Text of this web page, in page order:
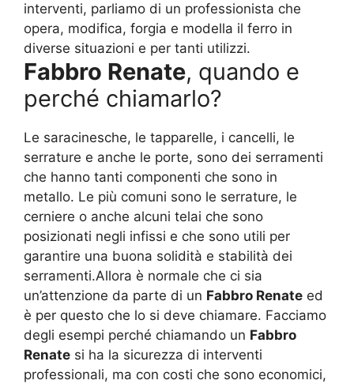
interventi, parliamo di un professionista che
opera, modifica, forgia e modella il ferro in
diverse situazioni e per tanti utilizzi.
Fabbro Renate, quando e
perché chiamarlo?
Le saracinesche, le tapparelle, i cancelli, le
serrature e anche le porte, sono dei serramenti
che hanno tanti componenti che sono in
metallo. Le più comuni sono le serrature, le
cerniere o anche alcuni telai che sono
posizionati negli infissi e che sono utili per
garantire una buona solidità e stabilità dei
serramenti.Allora è normale che ci sia
un’attenzione da parte di un Fabbro Renate ed
è per questo che lo si deve chiamare. Facciamo
degli esempi perché chiamando un Fabbro
Renate si ha la sicurezza di interventi
professionali, ma con costi che sono economici,